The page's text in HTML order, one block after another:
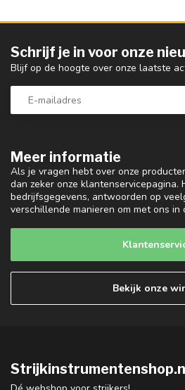
Meer informatie
Als je vragen hebt over onze
dan zeker onze klantenservicepagina.
bedrijfsgegevens, antwoorden op
verschillende manieren om met ons in
Bekijk onze
Schrijf je in voor onze
Blijf op de hoogte over onze laatste